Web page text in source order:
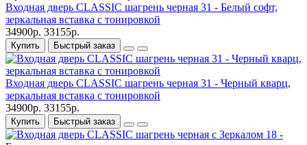
Входная дверь CLASSIC шагрень черная 31 - Белый софт,
зеркальная вставка с тонировкой
34900р. 33155р.
Купить Быстрый заказ
Входная дверь CLASSIC шагрень черная 31 - Черный кварц,
зеркальная вставка с тонировкой
34900р. 33155р.
Купить Быстрый заказ